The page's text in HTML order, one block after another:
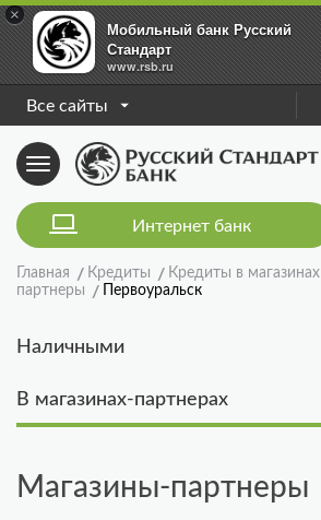
×
Мобильный банк Русский
Стандарт
www.rsb.ru
Все сайты
Toggle
navigation
Интернет банк
Главная Кредиты Кредиты в магазинах
партнеры
Первоуральск
Наличными
В магазинах-партнерах
Магазины-партнеры